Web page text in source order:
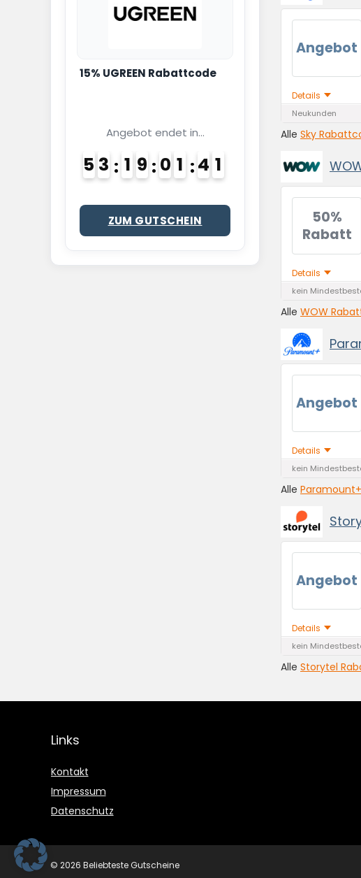
Angebot
Details
Neukunden
Alle Sky
50%
Rabatt
Details
kein
Alle WOW
Angebot
Details
kein
Alle
Angebot
Details
kein
Alle Storytel
15% UGREEN Rabattcode
Angebot endet in...
5 3 1 9 0 1 4 0
1
ZUM GUTSCHEIN
Links
Kontakt
Impressum
Datenschutz
© 2026 Beliebteste Gutscheine